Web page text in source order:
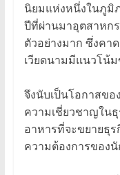
นิยมแห่งหนึ่งในภูมิ
ปีที่ผ่านมาอุตสาหก
ตัวอย่างมาก ซึ่งคา
เวียดนามมีแนวโน้
จึงนับเป็นโอกาสข
ความเชี่ยวชาญใน
อาหารที่จะขยายธุร
ความต้องการของ